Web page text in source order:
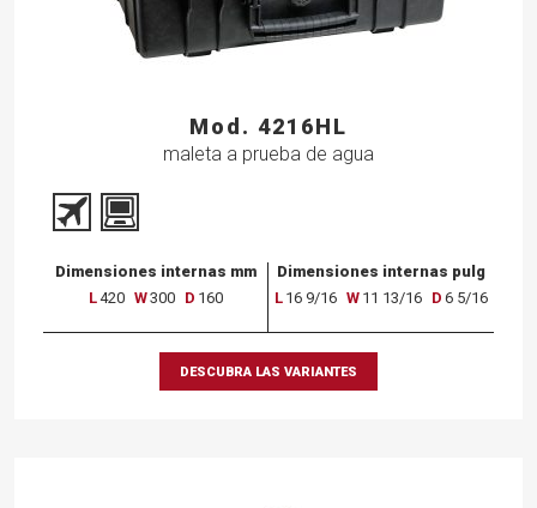
Mod. 4216HL
maleta a prueba de agua
Dimensiones internas mm
L420 W300 D 160
Dimensiones internas pulg
L 16 9/16 W 11 13/16 D 6 5/16
DESCUBRA LAS VARIANTES